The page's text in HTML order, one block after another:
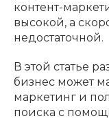
контент-
высокой, а
недостаточной.
В этой статье
бизнес может
маркетинг и
поиска с